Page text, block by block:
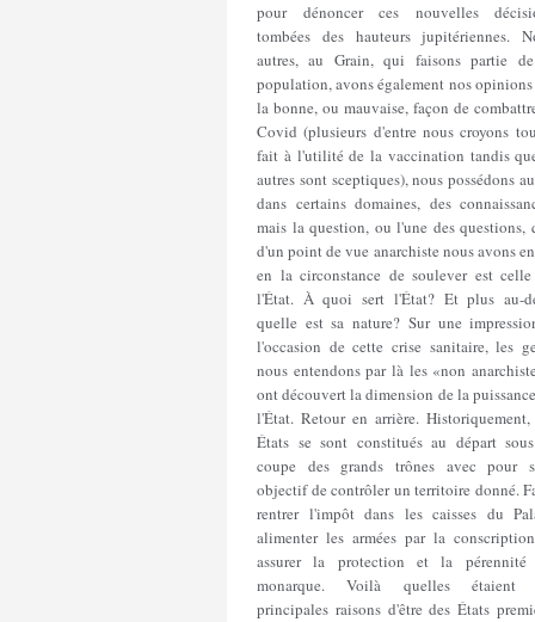
pour dénoncer ces nouvelles
tombées des hauteurs jupitériennes.
autres, au Grain, qui faisons partie
population, avons également nos opinions
la bonne, ou mauvaise, façon de
Covid (plusieurs d'entre nous croyons
fait à l'utilité de la vaccination tandis
autres sont sceptiques), nous possédons
dans certains domaines, des
mais la question, ou l'une des questions,
d'un point de vue anarchiste nous avons
en la circonstance de soulever est
l'État. À quoi sert l'État? Et plus au-
quelle est sa nature? Sur une
l'occasion de cette crise sanitaire, les
nous entendons par là les «non
ont découvert la dimension de la
l'État. Retour en arrière.
États se sont constitués au départ
coupe des grands trônes avec pour
objectif de contrôler un territoire donné.
rentrer l'impôt dans les caisses du
alimenter les armées par la
assurer la protection et la pérennité
monarque. Voilà quelles étaient
principales raisons d'être des États